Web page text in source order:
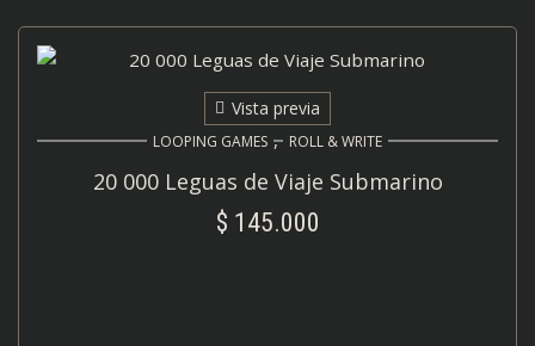
Vista previa
LOOPING GAMES , ROLL & WRITE
20 000 Leguas de Viaje Submarino
$ 145.000